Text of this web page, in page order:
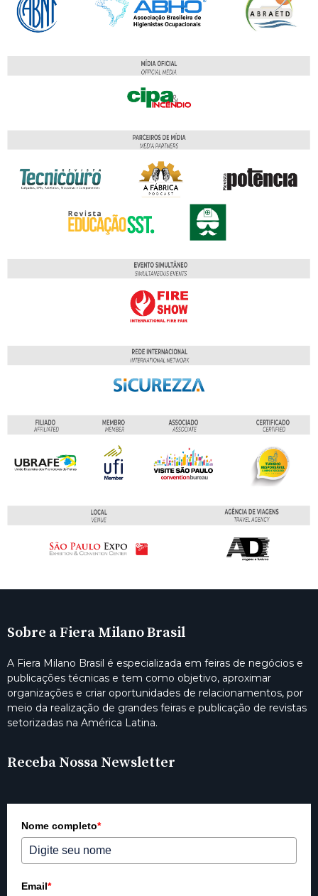
Sobre a Fiera Milano Brasil
A Fiera Milano Brasil é especializada em feiras de negócios e
publicações técnicas e tem como objetivo, aproximar
organizações e criar oportunidades de relacionamentos, por
meio da realização de grandes feiras e publicação de revistas
setorizadas na América Latina.
Receba Nossa Newsletter
Nome completo*
Email*